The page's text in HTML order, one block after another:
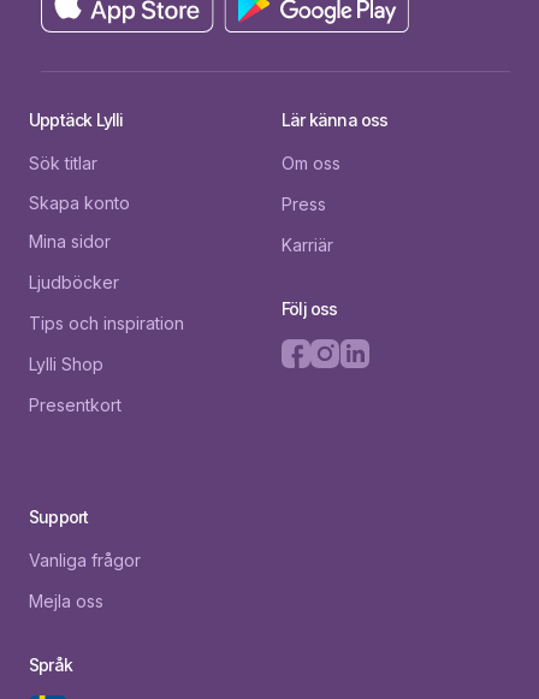
Upptäck Lylli
Sök titlar
Skapa konto
Mina sidor
Ljudböcker
Tips och inspiration
Lylli Shop
Presentkort
Lär känna oss
Om oss
Press
Karriär
Följ oss
Support
Vanliga frågor
Mejla oss
Språk